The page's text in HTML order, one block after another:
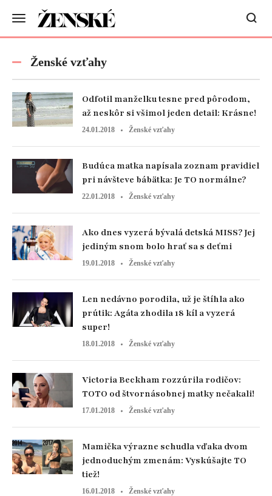
Ženské vzťahy
Odfotil manželku tesne pred pôrodom,
až neskôr si všimol jeden detail: Krásne!
24.01.2018 Ženské vzťahy
Budúca matka napísala zoznam pravidiel
pri návšteve bábätka: Je TO normálne?
22.01.2018 Ženské vzťahy
Ako dnes vyzerá bývalá detská MISS? Jej
jediným snom bolo hrať sa s deťmi
19.01.2018 Ženské vzťahy
Len nedávno porodila, už je štíhla ako
prútik: Agáta zhodila 18 kíl a vyzerá
super!
18.01.2018 Ženské vzťahy
Victoria Beckham rozzúrila rodičov:
TOTO od štvornásobnej matky nečakali!
17.01.2018 Ženské vzťahy
Mamička výrazne schudla vďaka dvom
jednoduchým zmenám: Vyskúšajte TO
tiež!
16.01.2018 Ženské vzťahy